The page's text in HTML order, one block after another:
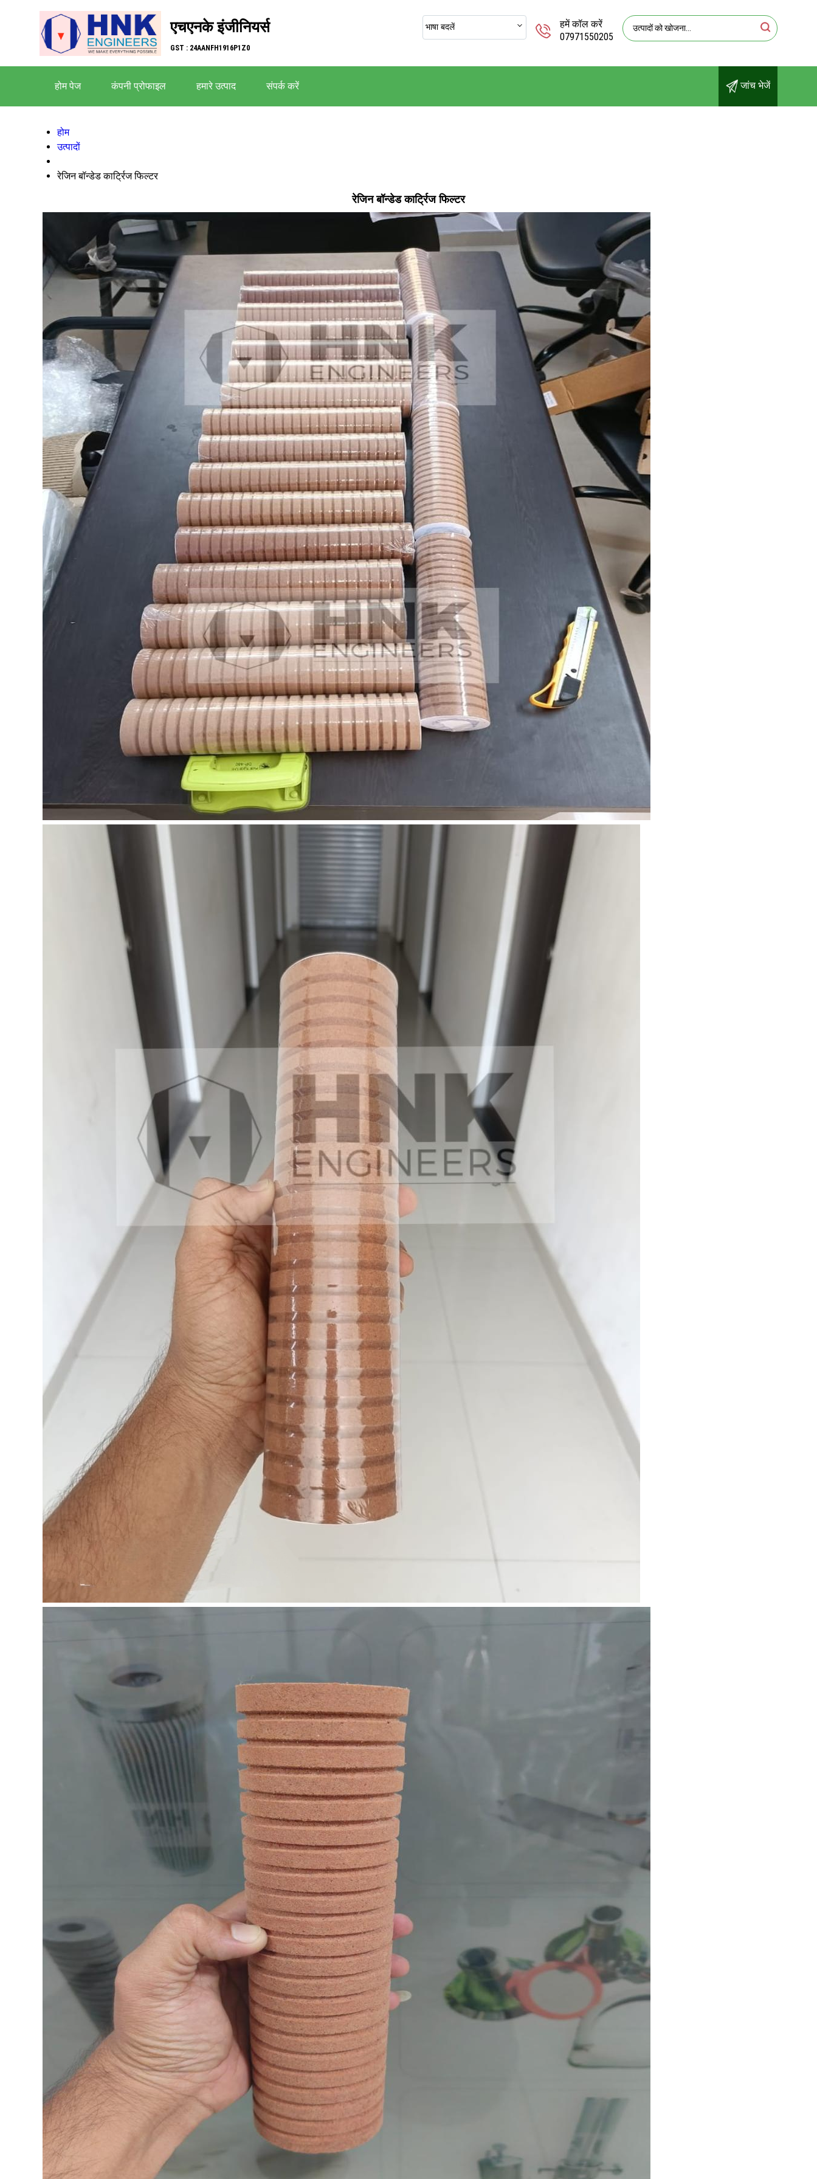
एचएनके इंजीनियर्स
GST : 24AANFH1916P1Z0
हमें कॉल करें
07971550205
भाषा बदलें
होम पेज कंपनी प्रोफाइल हमारे उत्पाद संपर्क करें जांच भेजें
होम
उत्पादों
रेजिन बॉन्डेड कार्ट्रिज फिल्टर
रेजिन बॉन्डेड कार्ट्रिज फिल्टर